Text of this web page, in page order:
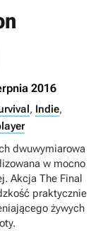
2016
, Indie,
dwuwymiarowa
w mocno
Akcja The Final
praktycznie
żywych